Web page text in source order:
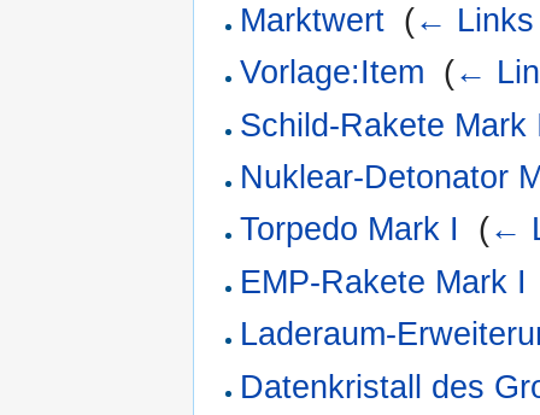
Marktwert (← Links
Vorlage:Item (←
Schild-Rakete Mark
Nuklear-Detonator
Torpedo Mark I
(←
EMP-Rakete Mark I
Laderaum-
Datenkristall des